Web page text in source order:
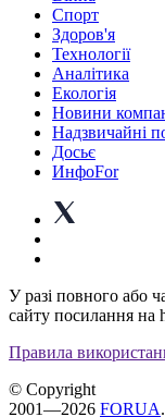
Спорт
Здоров'я
Технології
Аналітика
Екологія
Новини
Надзвичайні
Досьє
ИнфоFor
У разі повного або
сайту посилання на
Правила
© Copyright
2001—2026 FORUA